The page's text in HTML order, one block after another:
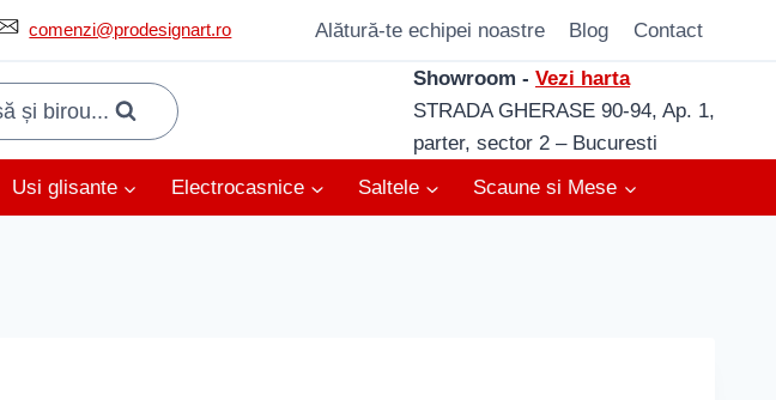
comenzi@prodesignart.ro Alătură-te echipei noastre Blog Contact
și birou...
Showroom - Vezi harta
STRADA GHERASE 90-94, Ap. 1,
parter, sector 2 – Bucuresti
Usi glisante Electrocasnice Saltele Scaune si Mese